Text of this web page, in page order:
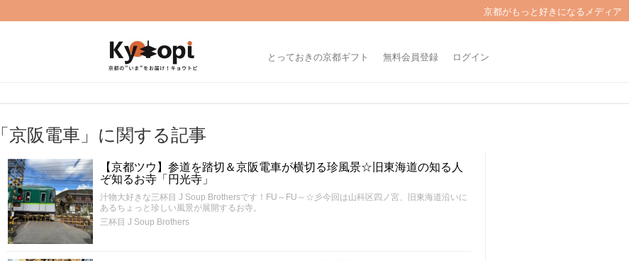
京都がもっと好きになるメディア
とっておきの京都ギフト 無料会員登録 ログイン
「京阪電車」に関する記事
【京都ツウ】参道を踏切＆京阪電車が横切る珍風景☆旧東海道の知る人
ぞ知るお寺「円光寺」
汁物大好きな三杯目 J Soup Brothersです！FU～FU～☆彡今回は山科区四ノ宮、旧東海道沿いに
あるちょっと珍しい風景が展開するお寺。
三杯目 J Soup Brothers